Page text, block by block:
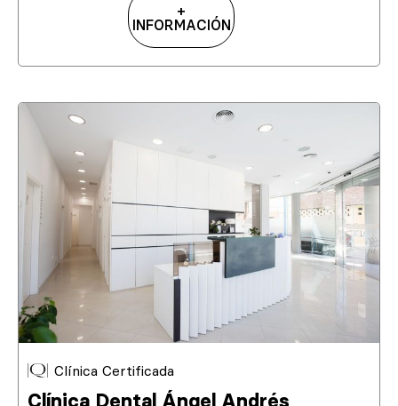
+
INFORMACIÓN
Clínica Certificada
Clínica Dental Ángel Andrés